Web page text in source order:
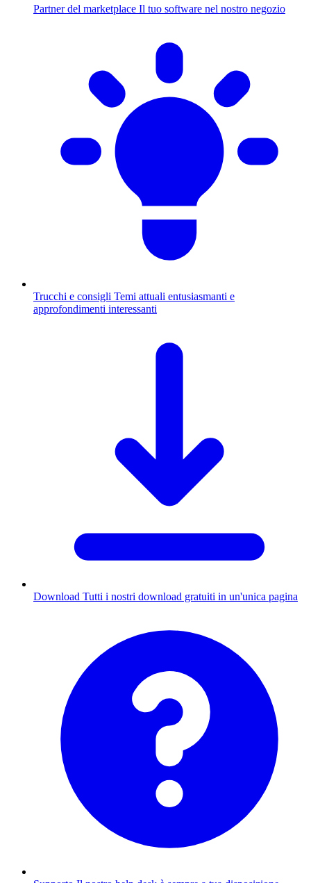
Partner del marketplace Il tuo software nel nostro negozio
Trucchi e consigli Temi attuali entusiasmanti e
approfondimenti interessanti
Download Tutti i nostri download gratuiti in un'unica pagina